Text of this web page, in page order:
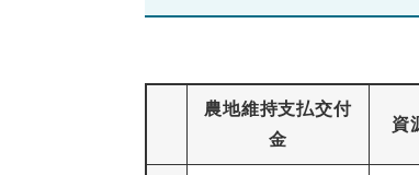
農地維持支払交付
金
資